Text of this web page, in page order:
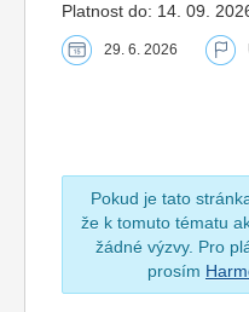
Platnost do: 14. 09.
29. 6. 2026
Pokud je tato
že k tomuto tématu
žádné výzvy. Pro
prosím